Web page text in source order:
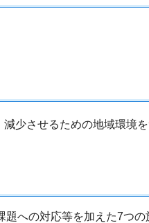
少させるための地域環境
への対応等を加えた7つ